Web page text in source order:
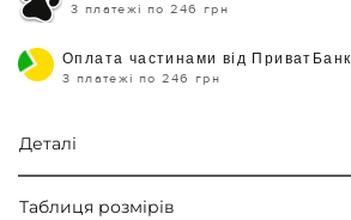
3 платежі по 246 грн
Оплата частинами від ПриватБанк
3 платежі по 246 грн
Деталі
Таблиця розмірів